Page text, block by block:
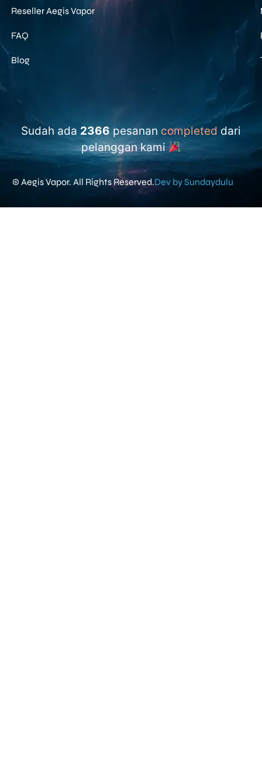
Reseller Aegis Vapor
FAQ
Blog
Sudah ada 2366 pesanan completed dari
pelanggan kami
© Aegis Vapor. All Rights Reserved.Dev by Sundaydulu